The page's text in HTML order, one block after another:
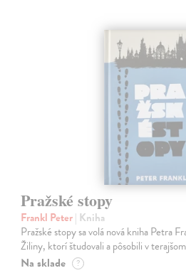
Pražské stopy
Frankl Peter| Kniha
Pražské stopy sa volá nová kniha Petra
Žiliny, ktorí študovali a pôsobili v
Na sklade ?